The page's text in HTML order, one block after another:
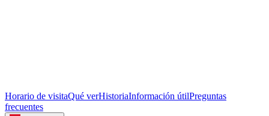
Horario de visitaQué verHistoriaInformación útilPreguntas
frecuentes